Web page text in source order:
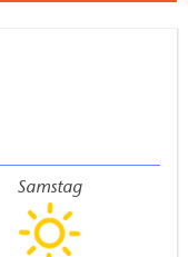
Samstag